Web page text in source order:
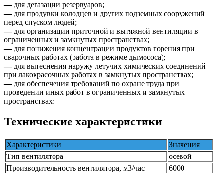
— для дегазации резервуаров;
— для продувки колодцев и других подземных сооружений
перед спуском людей;
— для организации приточной и вытяжной вентиляции в
ограниченных и замкнутых пространствах;
—для понижения концентрации продуктов горения при
сварочных работах (работа в режиме дымососа);
—для вытеснения наружу летучих химических соединений
при лакокрасочных работах в замкнутых пространствах;
—для обеспечения требований по охране труда при
проведении иных работ в ограниченных и замкнутых
пространствах;
Технические характеристики
Характеристики
Значения
Тип вентилятора
осевой
Производительность вентилятора, м3/час
6000